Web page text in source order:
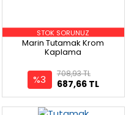
STOK SORUNUZ
Marin Tutamak Krom
Kaplama
%3 687,66 TL
708,93 TL